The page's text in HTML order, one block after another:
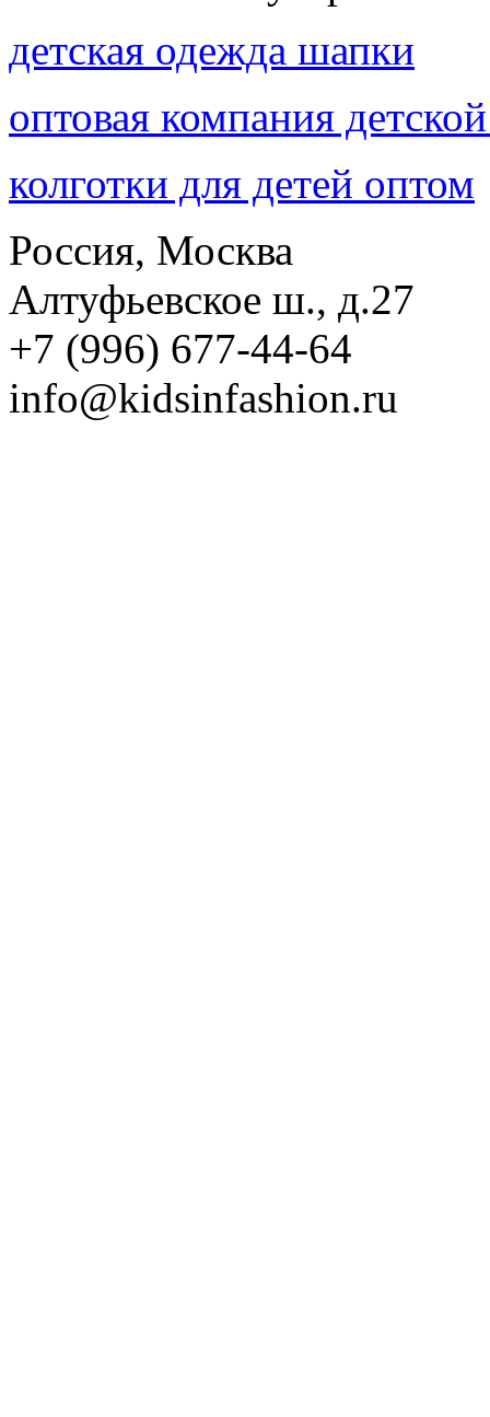
детская одежда шапки
оптовая компания
колготки для детей оптом
Россия, Москва
Алтуфьевское ш., д.27
+7 (996) 677-44-64
info@kidsinfashion.ru